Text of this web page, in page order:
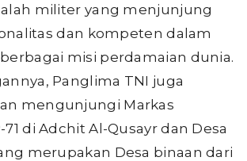
militer yang menjunjung
dan kompeten dalam
misi perdamaian dunia.
Panglima TNI juga
mengunjungi Markas
di Adchit Al-Qusayr dan Desa
merupakan Desa binaan dari